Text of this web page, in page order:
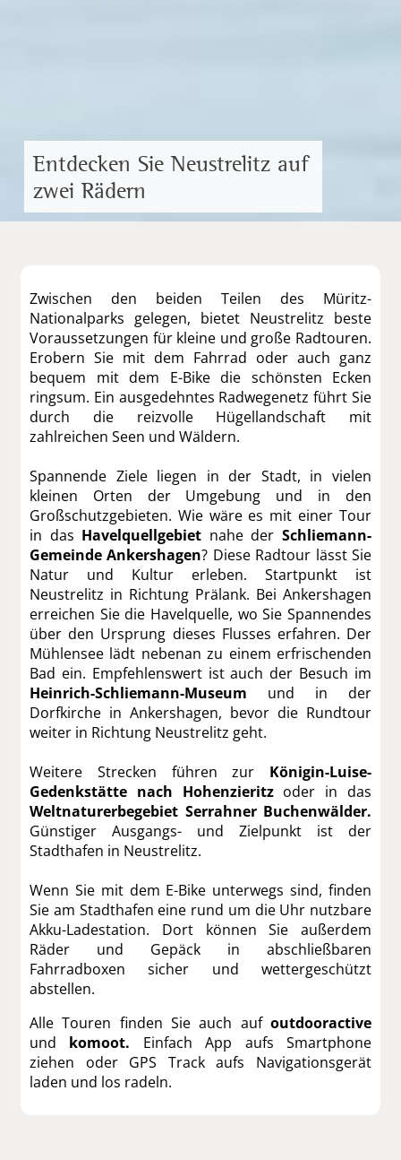
Entdecken Sie Neustrelitz auf
zwei Rädern
Zwischen den beiden Teilen des Müritz-
Nationalparks gelegen, bietet Neustrelitz beste
Voraussetzungen für kleine und große Radtouren.
Erobern Sie mit dem Fahrrad oder auch ganz
bequem mit dem E-Bike die schönsten Ecken
ringsum. Ein ausgedehntes Radwegenetz führt Sie
durch die reizvolle Hügellandschaft mit
zahlreichen Seen und Wäldern.
Spannende Ziele liegen in der Stadt, in vielen
kleinen Orten der Umgebung und in den
Großschutzgebieten. Wie wäre es mit einer Tour
in das Havelquellgebiet nahe derSchliemann-
Gemeinde Ankershagen? Diese Radtour lässt Sie
Natur und Kultur erleben. Startpunkt ist
Neustrelitz in Richtung Prälank. Bei Ankershagen
erreichen Sie die Havelquelle, wo Sie Spannendes
über den Ursprung dieses Flusses erfahren. Der
Mühlensee lädt nebenan zu einem erfrischenden
Bad ein. Empfehlenswert ist auch der Besuch im
Heinrich-Schliemann-Museum und in der
Dorfkirche in Ankershagen, bevor die Rundtour
weiter in Richtung Neustrelitz geht.
Weitere Strecken führen zur Königin-Luise-
Gedenkstätte nach Hohenzieritz oder in das
Weltnaturerbegebiet Serrahner Buchenwälder.
Günstiger Ausgangs- und Zielpunkt ist der
Stadthafen in Neustrelitz.
Wenn Sie mit dem E-Bike unterwegs sind, finden
Sie am Stadthafen eine rund um die Uhr nutzbare
Akku-Ladestation. Dort können Sie außerdem
Räder und Gepäck in abschließbaren
Fahrradboxen sicher und wettergeschützt
abstellen.
Alle Touren finden Sie auch auf outdooractive
und komoot. Einfach App aufs Smartphone
ziehen oder GPS Track aufs Navigationsgerät
laden und los radeln.